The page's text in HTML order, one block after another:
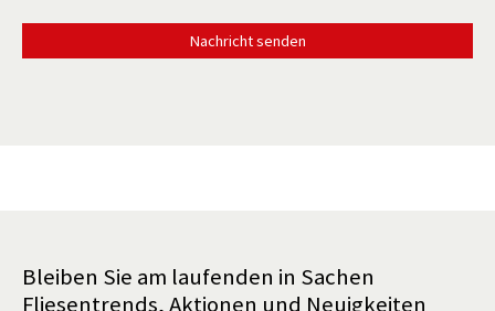
Bleiben Sie am laufenden in Sachen
Fliesentrends, Aktionen und Neuigkeiten